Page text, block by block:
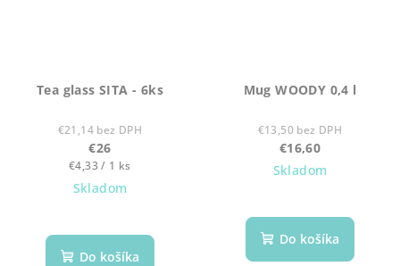
Tea glass SITA - 6ks
€21,14 bez DPH
€26
Jednotková
cena:
€4,33 / 1 ks
Skladom
Do košíka
Mug WOODY 0,4 l
€13,50 bez DPH
€16,60
Skladom
Do košíka